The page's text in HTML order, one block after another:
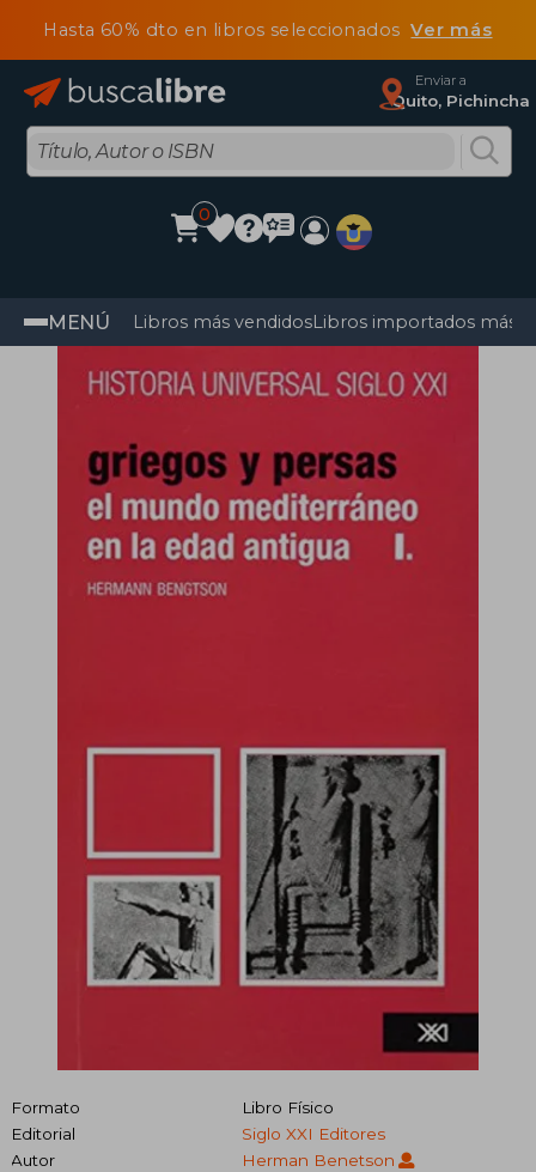
Hasta 60% dto en libros seleccionadosVer más
Enviar a
Quito, Pichincha
0
MENÚ Libros más vendidosLibros importados más
Formato
Libro Físico
Editorial
Siglo XXI Editores
Autor
Herman Benetson